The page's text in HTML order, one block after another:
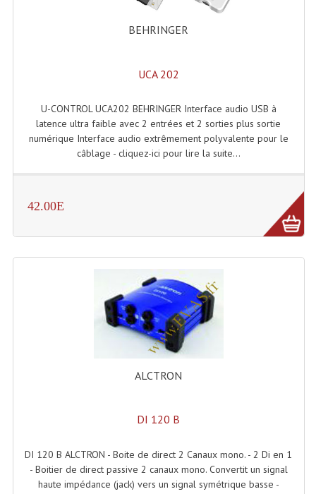
Peripheriques Traitements Et Accessoires
Portes Voix Mégaphones
Pupitre Pour Discours
Tables De Mixage DJ
Controleurs DJ USB / MP3
Consoles Sono Et Studio
Consoles Numériques
Consoles Amplifiées
Changeurs De Couleurs
Déco Light
BEHRINGER
UCA 202
U-CONTROL UCA202 BEHRINGER Interface audio USB à
latence ultra faible avec 2 entrées et 2 sorties plus sortie
numérique Interface audio extrêmement polyvalente pour le
câblage - cliquez-ici pour lire la suite...
42.00E
ALCTRON
DI 120 B
DI 120 B ALCTRON - Boite de direct 2 Canaux mono. - 2 Di en 1
- Boitier de direct passive 2 canaux mono. Convertit un signal
haute impédance (jack) vers un signal symétrique basse -